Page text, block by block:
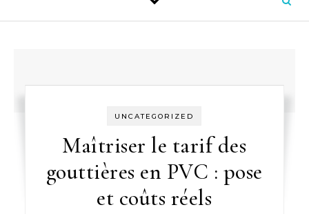
UNCATEGORIZED
Maîtriser le tarif des
gouttières en PVC : pose
et coûts réels